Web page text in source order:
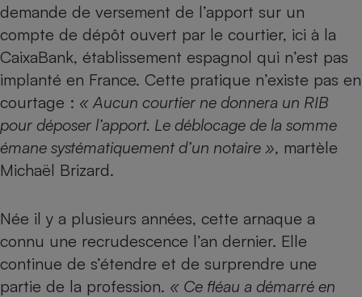
demande de versement de l’apport sur un
compte de dépôt ouvert par le courtier, ici à la
CaixaBank, établissement espagnol qui n’est pas
implanté en France. Cette pratique n’existe pas en
courtage : « Aucun courtier ne donnera un RIB
pour déposer l’apport. Le déblocage de la somme
émane systématiquement d’un notaire », martèle
Michaël Brizard.
Née il y a plusieurs années, cette arnaque a
connu une recrudescence l’an dernier. Elle
continue de s’étendre et de surprendre une
partie de la profession. « Ce fléau a démarré en